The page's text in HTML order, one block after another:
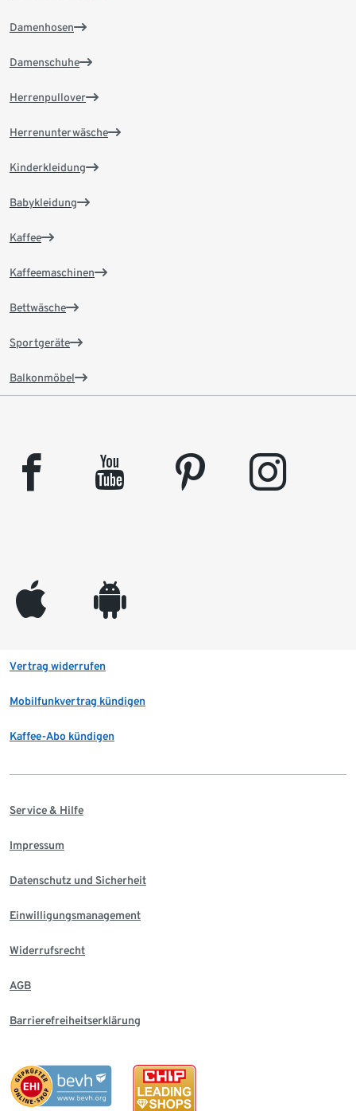
Damenhosen
Damenschuhe
Herrenpullover
Herrenunterwäsche
Kinderkleidung
Babykleidung
Kaffee
Kaffeemaschinen
Bettwäsche
Sportgeräte
Balkonmöbel
facebook youtube pinterest instagram
appleinc android
Vertrag widerrufen
Mobilfunkvertrag kündigen
Kaffee-Abo kündigen
Service & Hilfe
Impressum
Datenschutz und Sicherheit
Einwilligungsmanagement
Widerrufsrecht
AGB
Barrierefreiheitserklärung